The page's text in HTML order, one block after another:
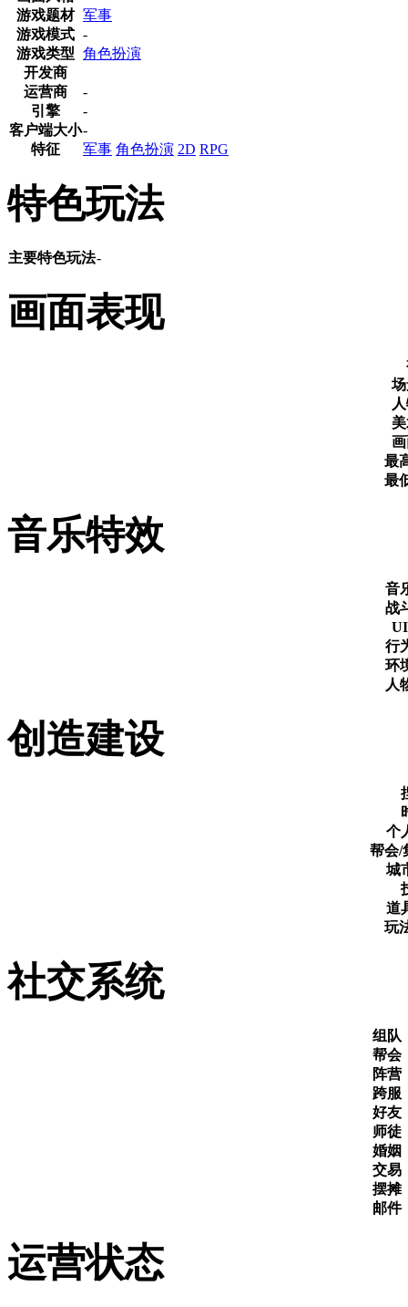
游戏题材 军事
游戏模式 -
游戏类型 角色扮演
开发商
运营商
-
引擎
-
客户端大小-
特征
军事 角色扮演 2D RPG
特色玩法
主要特色玩法-
画面表现
最
最
音乐特效
音
战
行
环
人
创造建设
个
帮会/
城
道
玩
社交系统
组队
帮会
阵营
跨服
好友
师徒
婚姻
交易
摆摊
邮件
运营状态